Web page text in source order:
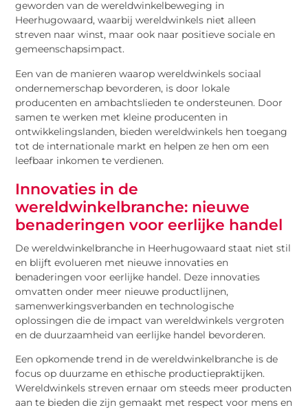
geworden van de wereldwinkelbeweging in
Heerhugowaard, waarbij wereldwinkels niet alleen
streven naar winst, maar ook naar positieve sociale en
gemeenschapsimpact.
Een van de manieren waarop wereldwinkels sociaal
ondernemerschap bevorderen, is door lokale
producenten en ambachtslieden te ondersteunen. Door
samen te werken met kleine producenten in
ontwikkelingslanden, bieden wereldwinkels hen toegang
tot de internationale markt en helpen ze hen om een
leefbaar inkomen te verdienen.
Innovaties in de
wereldwinkelbranche: nieuwe
benaderingen voor eerlijke handel
De wereldwinkelbranche in Heerhugowaard staat niet stil
en blijft evolueren met nieuwe innovaties en
benaderingen voor eerlijke handel. Deze innovaties
omvatten onder meer nieuwe productlijnen,
samenwerkingsverbanden en technologische
oplossingen die de impact van wereldwinkels vergroten
en de duurzaamheid van eerlijke handel bevorderen.
Een opkomende trend in de wereldwinkelbranche is de
focus op duurzame en ethische productiepraktijken.
Wereldwinkels streven ernaar om steeds meer producten
aan te bieden die zijn gemaakt met respect voor mens en